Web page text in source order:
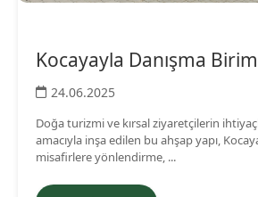
Kocayayla Danışma
24.06.2025
Doğa turizmi ve kırsal ziyaretçilerin
amacıyla inşa edilen bu ahşap yapı,
misafirlere yönlendirme, ...